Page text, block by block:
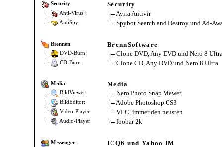
Security: Security
Anti-Virus: Avira Antivir
AntiSpy: Spybot Search and Destroy und Ad-
Brennen: BrennSoftware
DVD-Burn: Clone DVD, Any DVD und Nero 8 Ultra
CD-Burn: Clone CD, Any DVD und Nero 8 Ultra
Media: Media
BildViewer: Nero Photo Snap Viewer
BildEditor: Adobe Photoshop CS3
Video-Player: VLC, immer den neusten
Audio-Player: foobar 2k
Messenger: ICQ6 und Yahoo IM